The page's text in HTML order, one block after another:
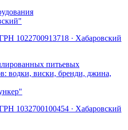
1022700913718 · Хабаровский
питьевых
водки, виски, бренди, джина,
1032700100454 · Хабаровский